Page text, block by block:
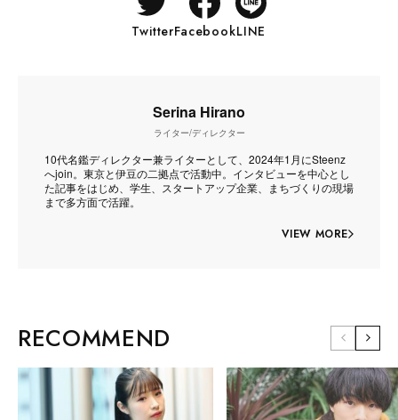
TwitterFacebookLINE
Serina Hirano
ライター/ディレクター
10代名鑑ディレクター兼ライターとして、2024年1月にSteenz
へjoin。東京と伊豆の二拠点で活動中。インタビューを中心とし
た記事をはじめ、学生、スタートアップ企業、まちづくりの現場
まで多方面で活躍。
VIEW MORE
RECOMMEND